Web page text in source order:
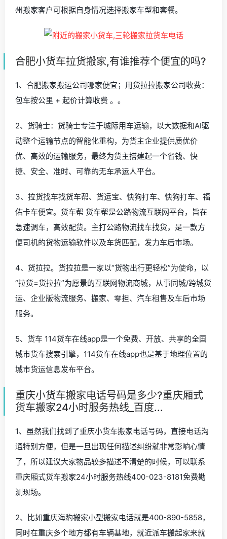
州搬家客户可根据自身情况选择搬家车型和套餐。
合肥小货车拉货搬家,有谁推荐个便宜的吗?
1、合肥搬家搬运公司哪家便宜；用货拉拉搬家公司收费：
包车按公里 + 起价计算收费 。。
2、货骑士：货骑士专注于城际用车运输，以大数据和AI驱
动整个运输节点的智能化重构，为货主企业提供质优价
优、高效的运输服务，最终为货主搭建起一个省钱、快
捷、安全、准时、可靠的无车承运人平台。
3、拉货找车找货车帮、货运宝、快狗打车、快狗打车、福
佑卡车便宜。货车帮 货车帮是公路物流互联网平台，旨在
急速调车，高效配货。主打公路物流找车找货，是一款方
便司机的货物运输软件以及车货匹配，发力车后市场。
4、货拉拉。货拉拉是一家以“货物出行更轻松”为使命，以
“拉货=货拉拉”为愿景的互联网物流商城，从事同城/跨城货
运、企业版物流服务、搬家、零担、汽车租售及车后市场
服务。
5、货车 114货车在线app是一个免费、开放、共享的全国
城市货车搜索引擎，114货车在线app也是基于地理位置的
城市货运信息发布平台。
重庆小货车搬家电话号码是多少?重庆厢式
货车搬家24小时服务热线_百度...
1、虽然我们找到了重庆小货车搬家电话号码，直接电话沟
通特别方便，但是一旦出现任何描述纠纷就非常影响心情
了，所以建议大家物品较多描述不清楚的时候，可以联系
重庆厢式货车搬家24小时服务热线400-023-8181免费勘
测现场。
2、比如重庆海豹搬家小型搬家电话就是400-890-5858，
同时在重庆多个地方都有车辆基地，就近派车搬起家来就